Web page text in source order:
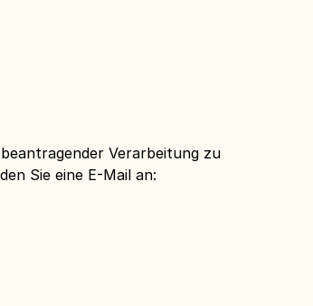
Verarbeitung zu
Sie eine E-Mail an: